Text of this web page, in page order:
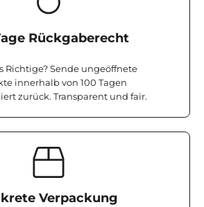
Rückgaberecht
Richtige? Sende ungeöffnete
innerhalb von 100 Tagen
zurück. Transparent und fair.
Verpackung